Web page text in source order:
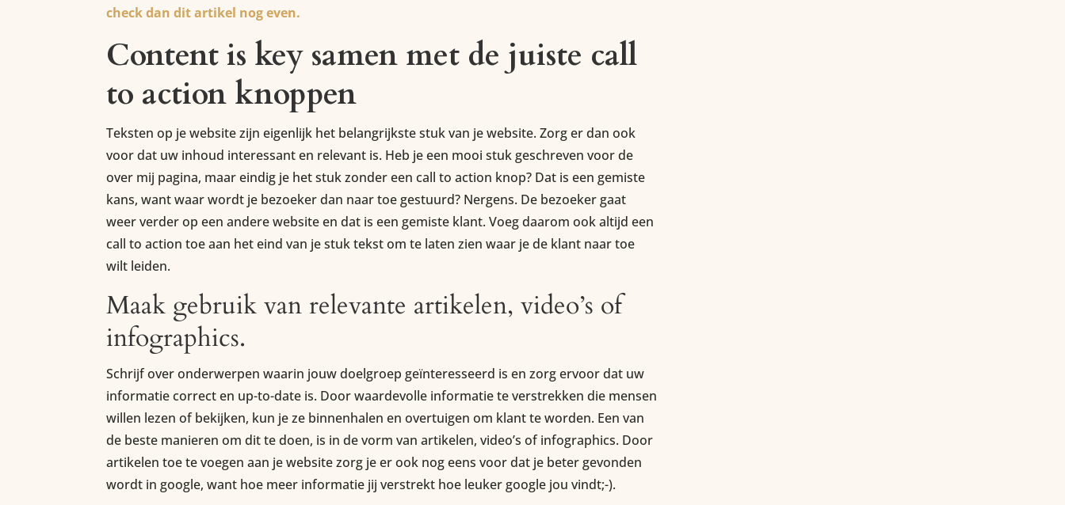
check dan dit artikel nog even.
Content is key samen met de juiste call
to action knoppen
Teksten op je website zijn eigenlijk het belangrijkste stuk van je website. Zorg er dan ook
voor dat uw inhoud interessant en relevant is. Heb je een mooi stuk geschreven voor de
over mij pagina, maar eindig je het stuk zonder een call to action knop? Dat is een gemiste
kans, want waar wordt je bezoeker dan naar toe gestuurd? Nergens. De bezoeker gaat
weer verder op een andere website en dat is een gemiste klant. Voeg daarom ook altijd een
call to action toe aan het eind van je stuk tekst om te laten zien waar je de klant naar toe
wilt leiden.
Maak gebruik van relevante artikelen, video’s of
infographics.
Schrijf over onderwerpen waarin jouw doelgroep geïnteresseerd is en zorg ervoor dat uw
informatie correct en up-to-date is. Door waardevolle informatie te verstrekken die mensen
willen lezen of bekijken, kun je ze binnenhalen en overtuigen om klant te worden. Een van
de beste manieren om dit te doen, is in de vorm van artikelen, video’s of infographics. Door
artikelen toe te voegen aan je website zorg je er ook nog eens voor dat je beter gevonden
wordt in google, want hoe meer informatie jij verstrekt hoe leuker google jou vindt;-).